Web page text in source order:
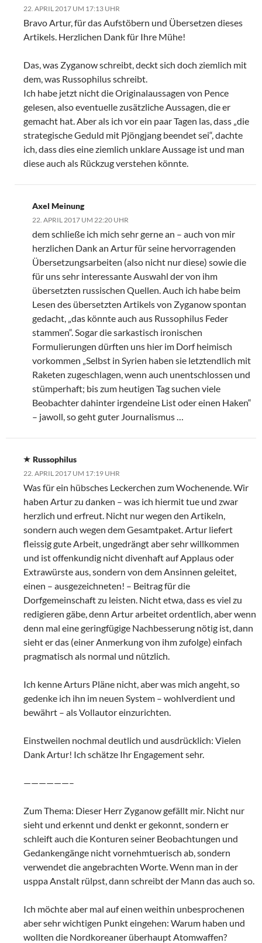
22. APRIL 2017 UM 17:13 UHR
Bravo Artur, für das Aufstöbern und Übersetzen dieses
Artikels. Herzlichen Dank für Ihre Mühe!
Das, was Zyganow schreibt, deckt sich doch ziemlich mit
dem, was Russophilus schreibt.
Ich habe jetzt nicht die Originalaussagen von Pence
gelesen, also eventuelle zusätzliche Aussagen, die er
gemacht hat. Aber als ich vor ein paar Tagen las, dass „die
strategische Geduld mit Pjöngjang beendet sei“, dachte
ich, dass dies eine ziemlich unklare Aussage ist und man
diese auch als Rückzug verstehen könnte.
Axel Meinung
22. APRIL 2017 UM 22:20 UHR
dem schließe ich mich sehr gerne an – auch von mir
herzlichen Dank an Artur für seine hervorragenden
Übersetzungsarbeiten (also nicht nur diese) sowie die
für uns sehr interessante Auswahl der von ihm
übersetzten russischen Quellen. Auch ich habe beim
Lesen des übersetzten Artikels von Zyganow spontan
gedacht, „das könnte auch aus Russophilus Feder
stammen“. Sogar die sarkastisch ironischen
Formulierungen dürften uns hier im Dorf heimisch
vorkommen „Selbst in Syrien haben sie letztendlich mit
Raketen zugeschlagen, wenn auch unentschlossen und
stümperhaft; bis zum heutigen Tag suchen viele
Beobachter dahinter irgendeine List oder einen Haken“
– jawoll, so geht guter Journalismus …
Russophilus
22. APRIL 2017 UM 17:19 UHR
Was für ein hübsches Leckerchen zum Wochenende. Wir
haben Artur zu danken – was ich hiermit tue und zwar
herzlich und erfreut. Nicht nur wegen den Artikeln,
sondern auch wegen dem Gesamtpaket. Artur liefert
fleissig gute Arbeit, ungedrängt aber sehr willkommen
und ist offenkundig nicht divenhaft auf Applaus oder
Extrawürste aus, sondern von dem Ansinnen geleitet,
einen – ausgezeichneten! – Beitrag für die
Dorfgemeinschaft zu leisten. Nicht etwa, dass es viel zu
redigieren gäbe, denn Artur arbeitet ordentlich, aber wenn
denn mal eine geringfügige Nachbesserung nötig ist, dann
sieht er das (einer Anmerkung von ihm zufolge) einfach
pragmatisch als normal und nützlich.
Ich kenne Arturs Pläne nicht, aber was mich angeht, so
gedenke ich ihn im neuen System – wohlverdient und
bewährt – als Vollautor einzurichten.
Einstweilen nochmal deutlich und ausdrücklich: Vielen
Dank Artur! Ich schätze Ihr Engagement sehr.
——————–
Zum Thema: Dieser Herr Zyganow gefällt mir. Nicht nur
sieht und erkennt und denkt er gekonnt, sondern er
schleift auch die Konturen seiner Beobachtungen und
Gedankengänge nicht vornehmtuerisch ab, sondern
verwendet die angebrachten Worte. Wenn man in der
usppa Anstalt rülpst, dann schreibt der Mann das auch so.
Ich möchte aber mal auf einen weithin unbesprochenen
aber sehr wichtigen Punkt eingehen: Warum haben und
wollten die Nordkoreaner überhaupt Atomwaffen?